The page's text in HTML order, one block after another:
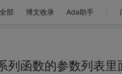
全部 博文收录 Ada助手
列函数的参数列表